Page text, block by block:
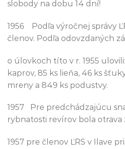
slobody na dobu 14 dní!
1956 Podľa výročnej správy
členov. Podľa odovzdaných
o úlovkoch títo v r. 1955
kaprov, 85 ks lieňa, 46 ks
mreny a 849 ks podustvy.
1957 Pre predchádzajúcu
rybnatosti revírov bola otrava
1957 pre členov ĽRS v Ilave